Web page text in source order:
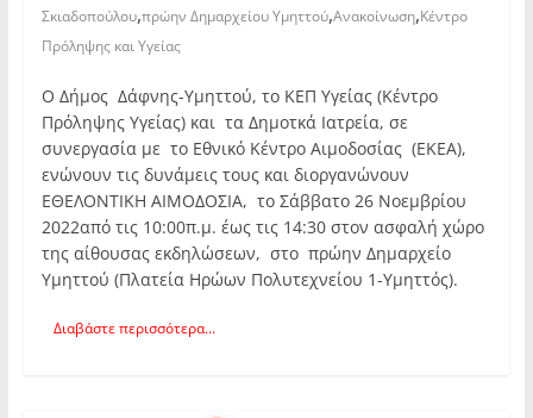
Σκιαδοπούλου,πρώην Δημαρχείου Υμηττού,Ανακοίνωση,Κέντρο
Πρόληψης και Υγείας
Ο Δήμος Δάφνης-Υμηττού, το ΚΕΠ Υγείας (Κέντρο
Πρόληψης Υγείας) και τα Δημοτκά Ιατρεία, σε
συνεργασία με το Εθνικό Κέντρο Αιμοδοσίας (ΕΚΕΑ),
ενώνουν τις δυνάμεις τους και διοργανώνουν
ΕΘΕΛΟΝΤΙΚΗ ΑΙΜΟΔΟΣΙΑ, το Σάββατο 26 Νοεμβρίου
2022από τις 10:00π.μ. έως τις 14:30 στον ασφαλή χώρο
της αίθουσας εκδηλώσεων, στο πρώην Δημαρχείο
Υμηττού (Πλατεία Ηρώων Πολυτεχνείου 1-Υμηττός).
Διαβάστε περισσότερα...